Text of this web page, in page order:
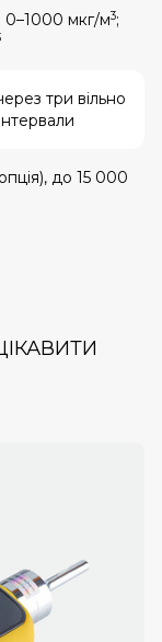
; 0–1000 мкг/м3;
три вільно
до 15 000